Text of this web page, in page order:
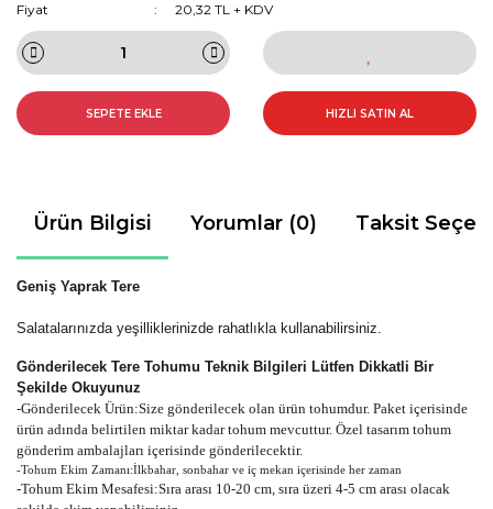
Fiyat
20,32 TL + KDV
SEPETE EKLE HIZLI SATIN AL
Ürün Bilgisi Yorumlar (0) Taksit
Geniş Yaprak Tere
Salatalarınızda yeşilliklerinizde rahatlıkla kullanabilirsiniz.
Gönderilecek Tere Tohumu Teknik Bilgileri Lütfen Dikkatli Bir
Şekilde Okuyunuz
-Gönderilecek Ürün:Size gönderilecek olan ürün tohumdur. Paket içerisinde
ürün adında belirtilen miktar kadar tohum mevcuttur. Özel tasarım tohum
gönderim ambalajları içerisinde gönderilecektir.
-Tohum Ekim Zamanı:İlkbahar, sonbahar ve iç mekan içerisinde her zaman
-Tohum Ekim Mesafesi:Sıra arası 10-20 cm, sıra üzeri 4-5 cm arası olacak